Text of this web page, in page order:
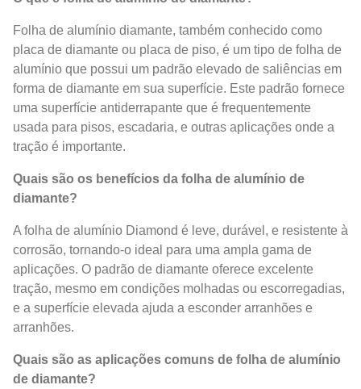
Folha de alumínio diamante, também conhecido como
placa de diamante ou placa de piso, é um tipo de folha de
alumínio que possui um padrão elevado de saliências em
forma de diamante em sua superfície. Este padrão fornece
uma superfície antiderrapante que é frequentemente
usada para pisos, escadaria, e outras aplicações onde a
tração é importante.
Quais são os benefícios da folha de alumínio de
diamante?
A folha de alumínio Diamond é leve, durável, e resistente à
corrosão, tornando-o ideal para uma ampla gama de
aplicações. O padrão de diamante oferece excelente
tração, mesmo em condições molhadas ou escorregadias,
e a superfície elevada ajuda a esconder arranhões e
arranhões.
Quais são as aplicações comuns de folha de alumínio
de diamante?